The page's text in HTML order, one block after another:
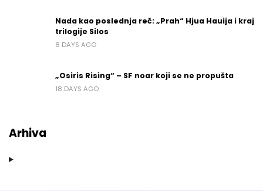
Nada kao poslednja reč: „Prah“ Hjua Hauija i kraj
trilogije Silos
8 DAYS AGO
„Osiris Rising“ – SF noar koji se ne propušta
18 DAYS AGO
Arhiva